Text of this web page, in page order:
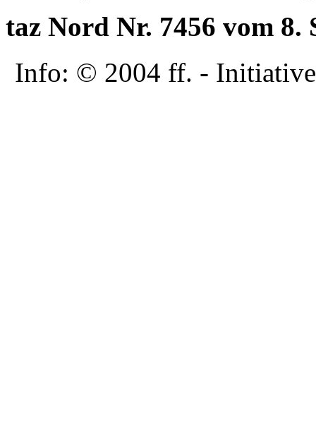
taz Nord Nr. 7456 vom 8.
Info: © 2004 ff. -